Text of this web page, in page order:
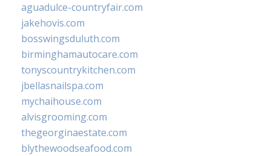
aguadulce-countryfair.com
jakehovis.com
bosswingsduluth.com
birminghamautocare.com
tonyscountrykitchen.com
jbellasnailspa.com
mychaihouse.com
alvisgrooming.com
thegeorginaestate.com
blythewoodseafood.com